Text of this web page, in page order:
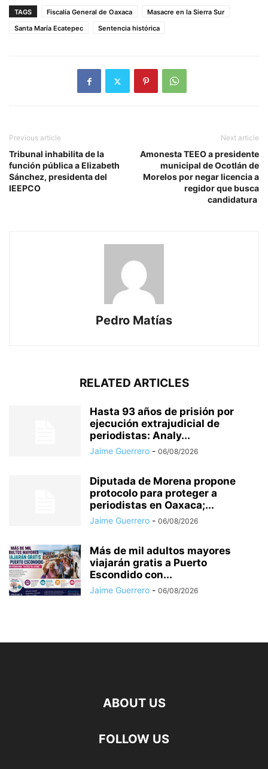
TAGS Fiscalía General de Oaxaca
Masacre en la Sierra Sur
Santa María Ecatepec
Sentencia histórica
Previous article
Tribunal inhabilita de la
función pública a Elizabeth
Sánchez, presidenta del
IEEPCO
Next article
Amonesta TEEO a presidente
municipal de Ocotlán de
Morelos por negar licencia a
regidor que busca
candidatura
Pedro Matías
RELATED ARTICLES
Hasta 93 años de prisión por
ejecución extrajudicial de
periodistas: Analy...
Jaime Guerrero - 06/08/2026
Diputada de Morena propone
protocolo para proteger a
periodistas en Oaxaca;...
Jaime Guerrero - 06/08/2026
Más de mil adultos mayores
viajarán gratis a Puerto
Escondido con...
Jaime Guerrero - 06/08/2026
ABOUT US
FOLLOW US